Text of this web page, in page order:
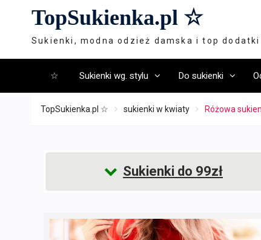
TopSukienka.pl ☆
Sukienki, modna odzież damska i top dodatki
☆ Sukienki wg. stylu Do sukienki
TopSukienka.pl ☆ sukienki w kwiaty Różowa
Sukienki do 99zł